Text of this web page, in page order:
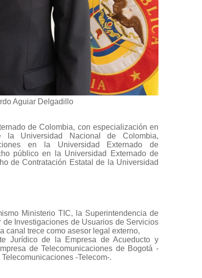
Aguiar Delgadillo
de Colombia, con especialización en
la Universidad Nacional de Colombia,
en la Universidad Externado de
público en la Universidad Externado de
de Contratación Estatal de la Universidad
Ministerio TIC, la Superintendencia de
de Investigaciones de Usuarios de Servicios
canal trece como asesor legal externo,
Jurídico de la Empresa de Acueducto y
de Telecomunicaciones de Bogotá -
-Telecom-.